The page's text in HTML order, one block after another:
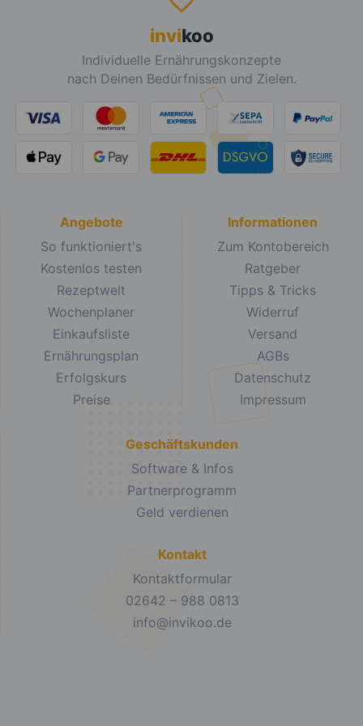
invikoo
Individuelle Ernährungskonzepte
nach Deinen Bedürfnissen und Zielen.
Angebote
So funktioniert's
Kostenlos testen
Rezeptwelt
Wochenplaner
Einkaufsliste
Ernährungsplan
Erfolgskurs
Preise
Informationen
Zum Kontobereich
Ratgeber
Tipps & Tricks
Widerruf
Versand
AGBs
Datenschutz
Impressum
Geschäftskunden
Software & Infos
Partnerprogramm
Geld verdienen
Kontakt
Kontaktformular
02642 – 988 0813
info@invikoo.de